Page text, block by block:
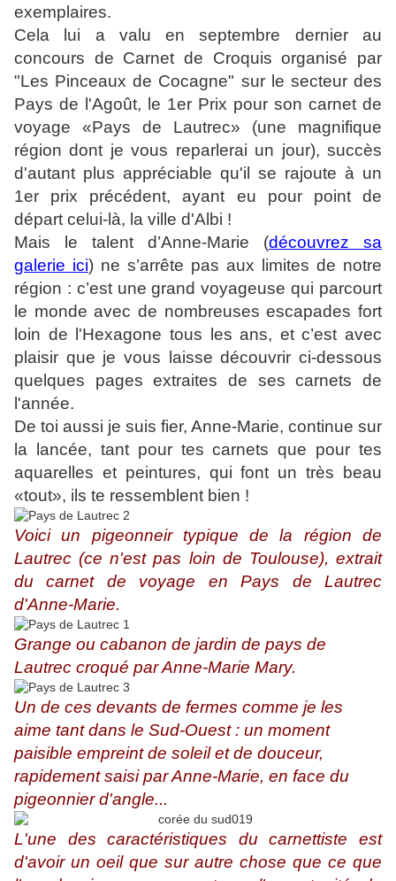
exemplaires.
Cela lui a valu en septembre dernier au
concours de Carnet de Croquis organisé par
"Les Pinceaux de Cocagne" sur le secteur des
Pays de l'Agoût, le 1er Prix pour son carnet de
voyage «Pays de Lautrec» (une magnifique
région dont je vous reparlerai un jour), succès
d'autant plus appréciable qu'il se rajoute à un
1er prix précédent, ayant eu pour point de
départ celui-là, la ville d'Albi !
Mais le talent d’Anne-Marie (découvrez sa
galerie ici) ne s’arrête pas aux limites de notre
région : c’est une grand voyageuse qui parcourt
le monde avec de nombreuses escapades fort
loin de l'Hexagone tous les ans, et c’est avec
plaisir que je vous laisse découvrir ci-dessous
quelques pages extraites de ses carnets de
l'année.
De toi aussi je suis fier, Anne-Marie, continue sur
la lancée, tant pour tes carnets que pour tes
aquarelles et peintures, qui font un très beau
«tout», ils te ressemblent bien !
Voici un pigeonneir typique de la région de
Lautrec (ce n'est pas loin de Toulouse), extrait
du carnet de voyage en Pays de Lautrec
d'Anne-Marie.
Grange ou cabanon de jardin de pays de
Lautrec croqué par Anne-Marie Mary.
Un de ces devants de fermes comme je les
aime tant dans le Sud-Ouest : un moment
paisible empreint de soleil et de douceur,
rapidement saisi par Anne-Marie, en face du
pigeonnier d'angle...
L'une des caractéristiques du carnettiste est
d'avoir un oeil que sur autre chose que ce que